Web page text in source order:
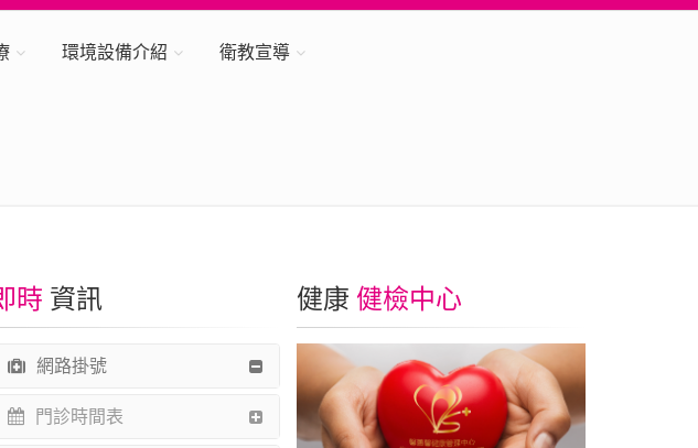
環境設備介紹 衛教宣導
時 資訊
網路掛號
門診時間表
健康 健檢中心